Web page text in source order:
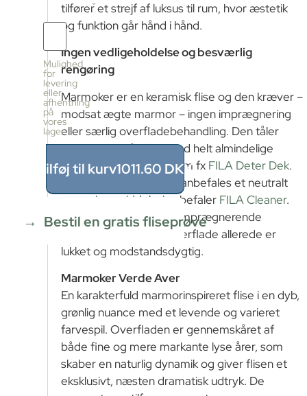
Sleben
Antal
fliser
pr.
kasse
2
stk
≈
1.44m²
Pris
kasse
1011.6
DKK
÷
1.44m²
1011.6
1011.60
DKK
Mulighed
for
levering
eller
afhentning
på
vores
lager
Tilføj til kurv1011.60 DKK
Bestil en gratis fliseprøve
tilfører et strejf af luksus til rum, hvor æstetik
og funktion går hånd i hånd.
Ingen vedligeholdelse og besværlig
rengøring
Marmoker er en keramisk flise og den kræver –
modsat ægte marmor – ingen imprægnering
eller særlig overfladebehandling. Den tåler
syre og kan afkalkes med helt almindelige
afkalkningsprodukter som fx FILA Deter Dek.
Til almindelig rengøring anbefales et neutralt
rengøringsmiddel, vi anbefaler FILA Cleaner.
Undgå fede sæber og imprægnerende
produkter, da flisens overflade allerede er
lukket og modstandsdygtig.
Marmoker Verde Aver
En karakterfuld marmorinspireret flise i en dyb,
grønlig nuance med et levende og varieret
farvespil. Overfladen er gennemskåret af
både fine og mere markante lyse årer, som
skaber en naturlig dynamik og giver flisen et
eksklusivt, næsten dramatisk udtryk. De